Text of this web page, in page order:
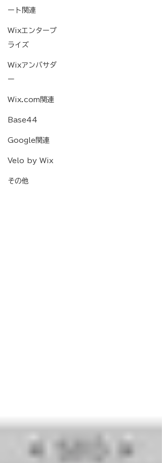
ート関連
Wixエンタープ
ライズ
Wixアンバサダ
ー
Wix.com関連
Base44
Google関連
Velo by Wix
その他